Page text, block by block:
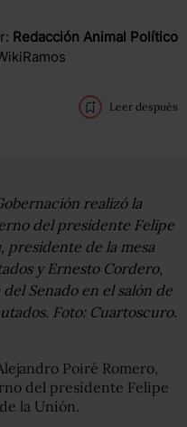
Redacción Animal Político
Leer después
realizó la
del presidente Felipe
presidente de la mesa
y Ernesto Cordero,
Senado en el salón de
Foto: Cuartoscuro.
Poiré Romero,
del presidente Felipe
la Unión.